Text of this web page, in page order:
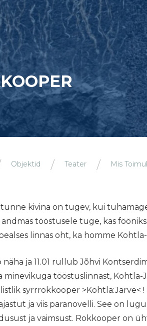
Objektid Teater Mis
kivina on tugev, kui
tööstusele tuge, kas
linnas oht, ka homme
näha ja 11.01 rullub Jõhvi
minevikuga tööstuslinnast,
syrrrokkooper >Kohtla:Järve<
ja viis paranovelli. See on
ja vaimsust. Rokkooper on